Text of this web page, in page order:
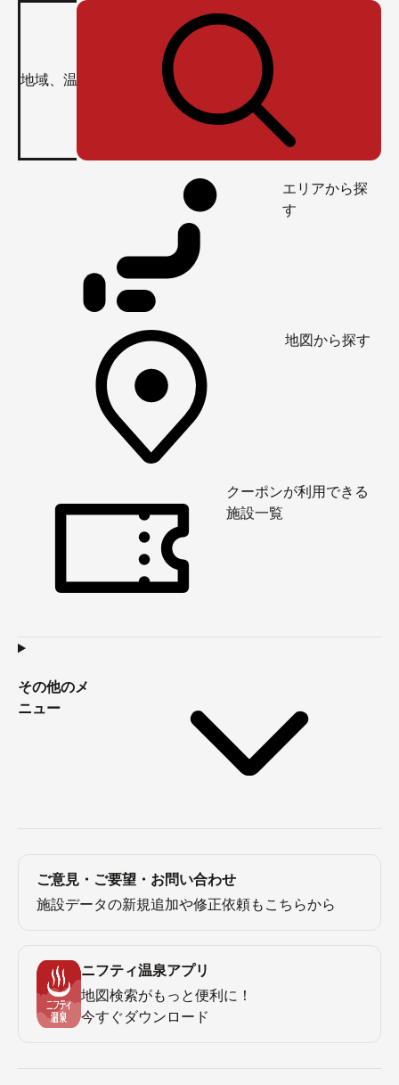
エリアから探
す
地図から探す
クーポンが利用できる
施設一覧
その他のメ
ニュー
ご意見・ご要望・お問い合わせ
施設データの新規追加や修正依頼もこちらから
ニフティ温泉アプリ
地図検索がもっと便利に！
今すぐダウンロード